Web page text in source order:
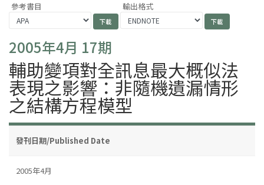
參考書目 輸出格式
2005年4月 17期
輔助變項對全訊息最大概似法
表現之影響：非隨機遺漏情形
之結構方程模型
發刊日期/Published Date
2005年4月